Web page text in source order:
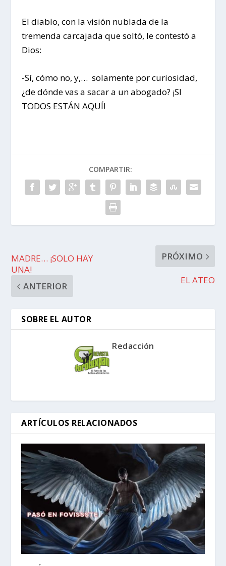
El diablo, con la visión nublada de la
tremenda carcajada que soltó, le contestó a
Dios:
-Sí, cómo no, y,… solamente por curiosidad,
¿de dónde vas a sacar a un abogado? ¡SI
TODOS ESTÁN AQUÍ!
COMPARTIR:
MADRE… ¡SOLO HAY
UNA!
ANTERIOR
PRÓXIMO
EL ATEO
SOBRE EL AUTOR
Redacción
ARTÍCULOS RELACIONADOS